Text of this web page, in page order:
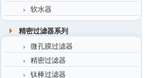
软水器
精密过滤器系列
微孔膜过滤器
精密过滤器
钛棒过滤器